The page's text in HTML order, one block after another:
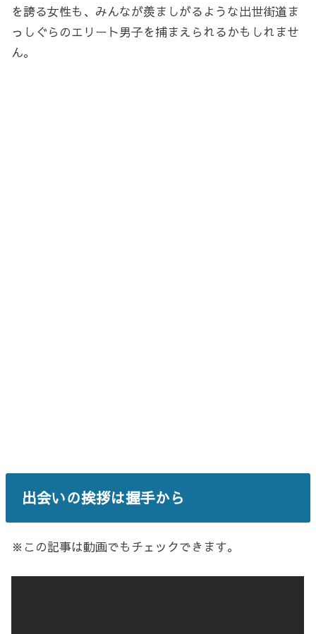
を誇る女性も、みんなが羨ましがるような出世街道ま
っしぐらのエリート男子を捕まえられるかもしれませ
ん。
出会いの挨拶は握手から
※この記事は動画でもチェックできます。